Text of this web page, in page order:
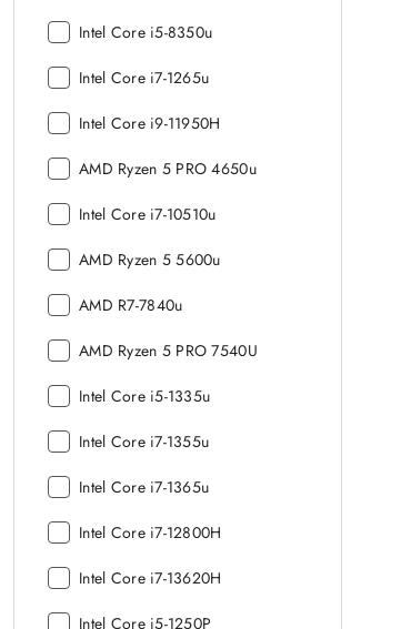
Model
Intel Core i5-8350u
Model
Intel Core i7-1265u
Model
Intel Core i9-11950H
Model
AMD Ryzen 5 PRO 4650u
Model
Intel Core i7-10510u
Model
AMD Ryzen 5 5600u
Model
AMD R7-7840u
Model
AMD Ryzen 5 PRO 7540U
Model
Intel Core i5-1335u
Model
Intel Core i7-1355u
Model
Intel Core i7-1365u
Model
Intel Core i7-12800H
Model
Intel Core i7-13620H
Model
Intel Core i5-1250P